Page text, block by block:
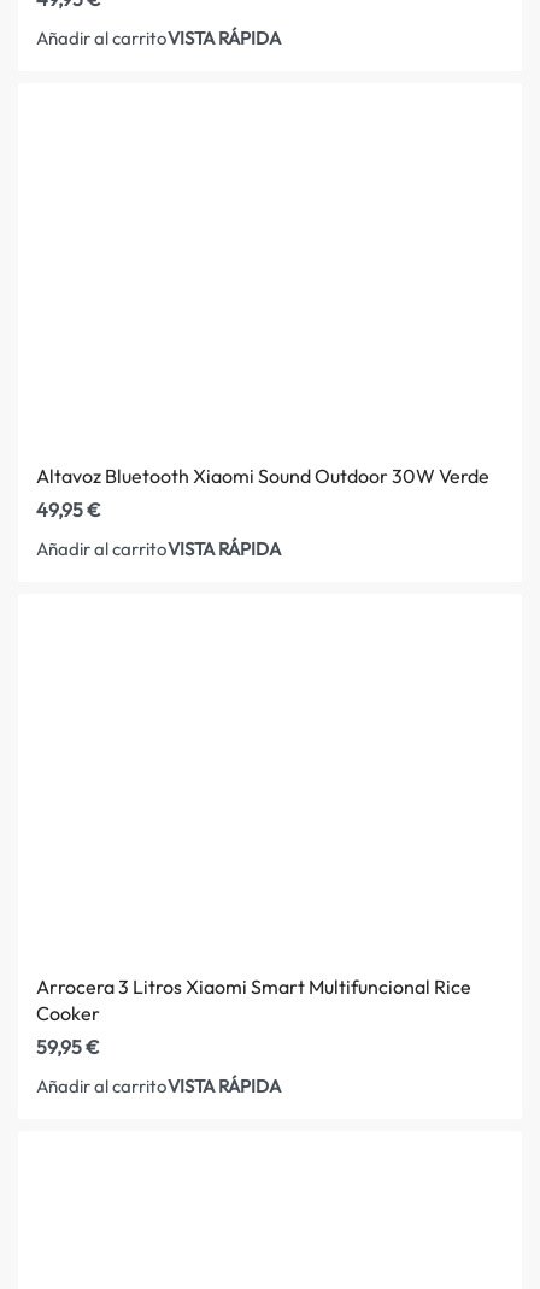
Añadir al carritoVISTA RÁPIDA
Altavoz Bluetooth Xiaomi Sound Outdoor 30W Verde
49,95€
Añadir al carritoVISTA RÁPIDA
Arrocera 3 Litros Xiaomi Smart Multifuncional Rice
Cooker
59,95€
Añadir al carritoVISTA RÁPIDA